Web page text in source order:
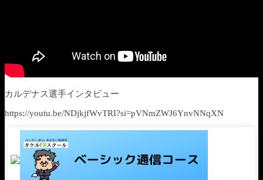
カルデナス選手インタビュー
https://youtu.be/NDjkjfWvTRI?si=pVNmZWJ6YnvNNqXN